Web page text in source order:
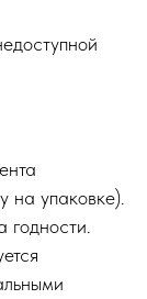
на упаковке).
годности.